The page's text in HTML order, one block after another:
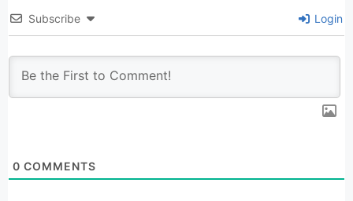
Subscribe Login
0 COMMENTS